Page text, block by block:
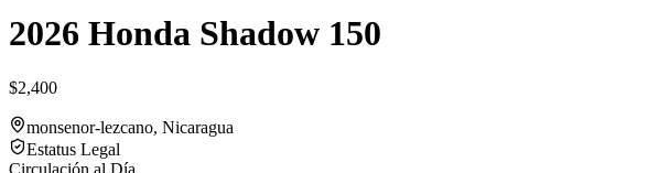
2026 Honda Shadow 150
$2,400
monsenor-lezcano, Nicaragua
Estatus Legal
Circulación al Día